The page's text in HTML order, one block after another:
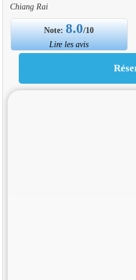
Chiang Rai
Note:8.0/10
Lire les avis